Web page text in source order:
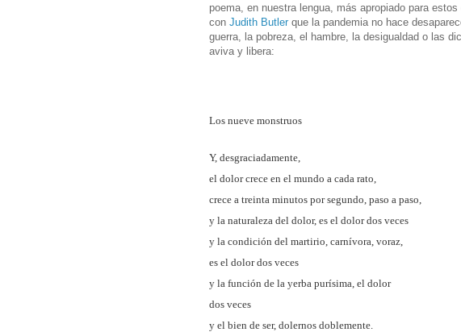
poema, en nuestra lengua, más apropiado para
con Judith Butler que la pandemia no hace
guerra, la pobreza, el hambre, la desigualdad o las
aviva y libera:
Los nueve monstruos
Y, desgraciadamente,
el dolor crece en el mundo a cada rato,
crece a treinta minutos por segundo, paso a paso,
y la naturaleza del dolor, es el dolor dos veces
y la condición del martirio, carnívora, voraz,
es el dolor dos veces
y la función de la yerba purísima, el dolor
dos veces
y el bien de ser, dolernos doblemente.